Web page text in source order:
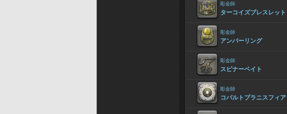
彫金師
ターコイズブレスレット
彫金師
アンバーリング
彫金師
スピナーベイト
彫金師
コバルトプラニスフィア